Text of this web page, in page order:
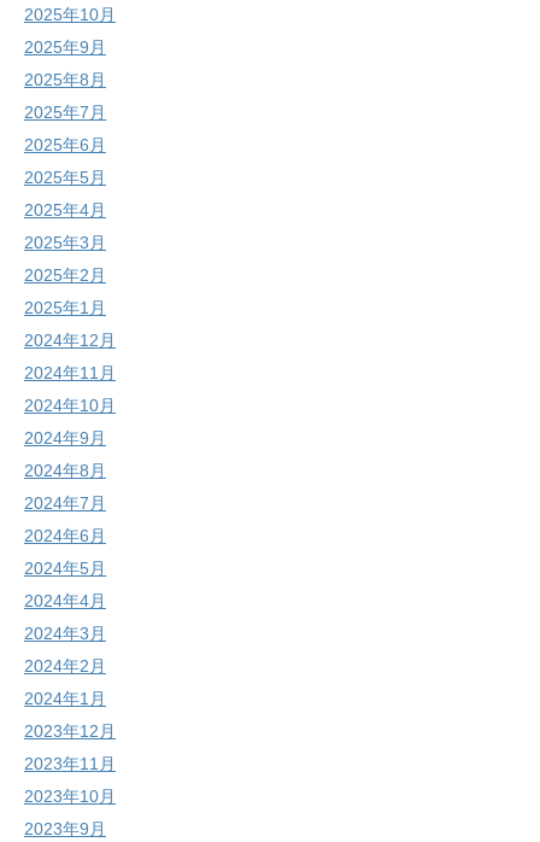
2025年10月
2025年9月
2025年8月
2025年7月
2025年6月
2025年5月
2025年4月
2025年3月
2025年2月
2025年1月
2024年12月
2024年11月
2024年10月
2024年9月
2024年8月
2024年7月
2024年6月
2024年5月
2024年4月
2024年3月
2024年2月
2024年1月
2023年12月
2023年11月
2023年10月
2023年9月